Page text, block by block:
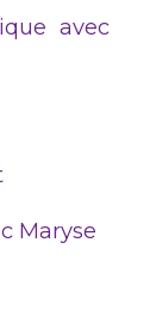
avec